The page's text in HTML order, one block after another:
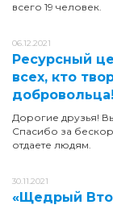
всего 19 человек.
06.12.2021
Ресурсный
всех, кто
добровольца!
Дорогие друзья!
Спасибо за
отдаете людям.
30.11.2021
«Щедрый